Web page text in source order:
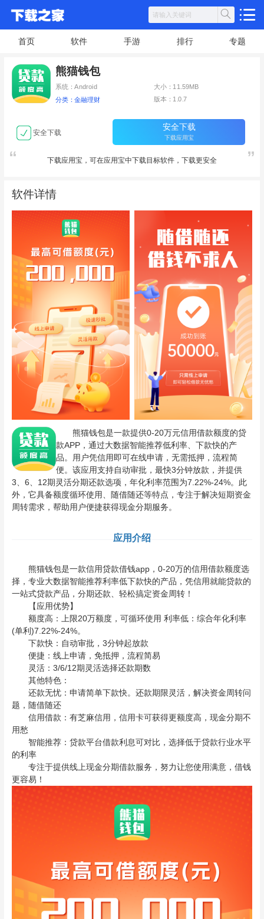
首页 软件 手游 排行 专题
熊猫钱包
系统：Android 大小：11.59MB
分类：金融理财 版本：1.0.7
安全下载
安全下载
下载应用宝
下载应用宝，可在应用宝中下载目标软件，下载更安全
软件详情
熊猫钱包是一款提供0-20万元信用借款额度的贷
款APP，通过大数据智能推荐低利率、下款快的产
品。用户凭信用即可在线申请，无需抵押，流程简
便。该应用支持自动审批，最快3分钟放款，并提供
3、6、12期灵活分期还款选项，年化利率范围为7.22%-24%。此
外，它具备额度循环使用、随借随还等特点，专注于解决短期资金
周转需求，帮助用户便捷获得现金分期服务。
应用介绍
熊猫钱包是一款信用贷款借钱app，0-20万的信用借款额度选
择，专业大数据智能推荐利率低下款快的产品，凭信用就能贷款的
一站式贷款产品，分期还款、轻松搞定资金周转！
【应用优势】
额度高：上限20万额度，可循环使用 利率低：综合年化利率
(单利)7.22%-24%。
下款快：自动审批，3分钟起放款
便捷：线上申请，免抵押，流程简易
灵活：3/6/12期灵活选择还款期数
其他特色：
还款无忧：申请简单下款快。还款期限灵活，解决资金周转问
题，随借随还
信用借款：有芝麻信用，信用卡可获得更额度高，现金分期不
用愁
智能推荐：贷款平台借款利息可对比，选择低于贷款行业水平
的利率
专注于提供线上现金分期借款服务，努力让您使用满意，借钱
更容易！